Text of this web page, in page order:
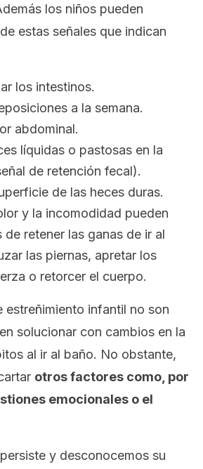
los niños pueden
estas señales que indican
los intestinos.
a la semana.
abdominal.
líquidas o pastosas en la
de retención fecal).
de las heces duras.
y la incomodidad pueden
de retener las ganas de ir al
las piernas, apretar los
o retorcer el cuerpo.
estreñimiento infantil no son
solucionar con cambios en la
al ir al baño. No obstante,
otros factores como, por
emocionales o el
y desconocemos su